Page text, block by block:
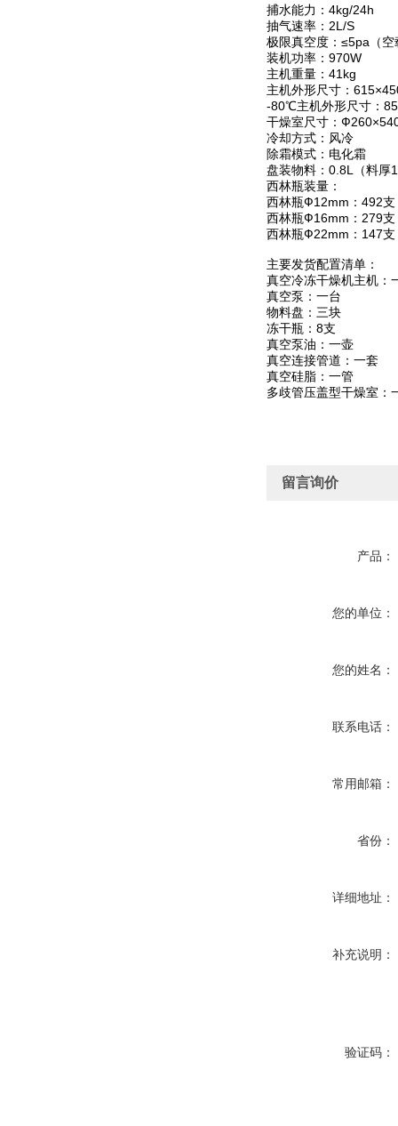
捕水能力：4kg/24h
抽气速率：2L/S
极限真空度：≤5pa（空
装机功率：970W
主机重量：41kg
主机外形尺寸：
-80℃主机外形尺寸：
干燥室尺寸：
冷却方式：风冷
除霜模式：电化霜
盘装物料：0.8L（料厚
西林瓶装量：
西林瓶Ф12mm：492支
西林瓶Ф16mm：279支
西林瓶Ф22mm：147支
主要发货配置清单：
真空冷冻干燥机主机：
真空泵：一台
物料盘：三块
冻干瓶：8支
真空泵油：一壶
真空连接管道：一套
真空硅脂：一管
多歧管压盖型干燥室：
留言询价
产品：
您的单位：
您的姓名：
联系电话：
常用邮箱：
省份：
详细地址：
补充说明：
验证码：